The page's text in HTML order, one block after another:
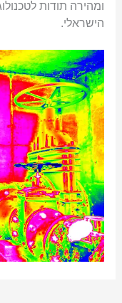
ומהירה תודות
הישראלי.